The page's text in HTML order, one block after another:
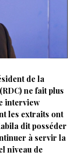
de la
ne fait plus
interview
les extraits ont
dit posséder
à servir la
niveau de